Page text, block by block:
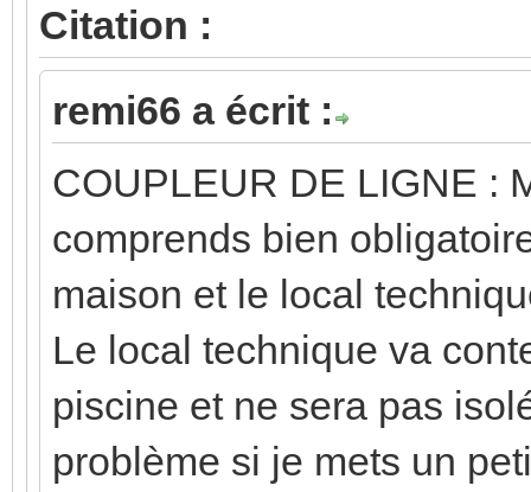
Citation :
remi66 a écrit :
COUPLEUR DE LIGNE :
comprends bien
maison et le local
Le local technique va
piscine et ne sera pas
problème si je mets un